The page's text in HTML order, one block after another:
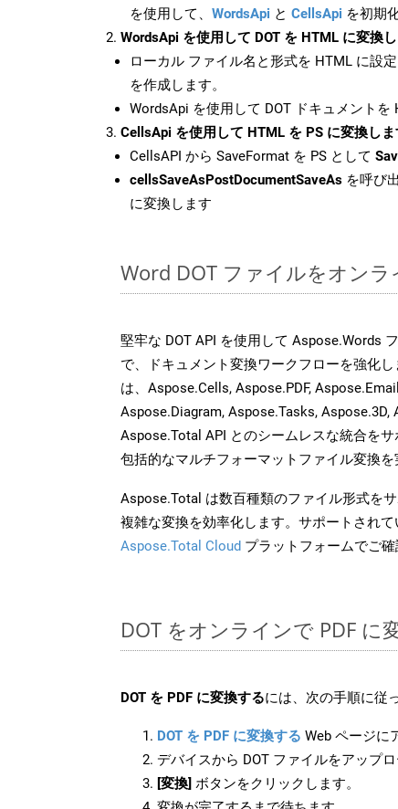
を使用して、 WordsApi と CellsApi を初期
WordsApi を使用して DOT を HTML に変換
ローカル ファイル名と形式を HTML に設
を作成します。
WordsApi を使用して DOT ドキュメントを
CellsApi を使用して HTML を PS に変換し
CellsAPI から SaveFormat を PS として
cellsSaveAsPostDocumentSaveAs を呼び
に変換します
Word DOT ファイルをオン
堅牢な DOT API を使用して Aspose.Words
で、ドキュメント変換ワークフローを強化
は、Aspose.Cells, Aspose.PDF,
Aspose.Diagram, Aspose.Tasks,
Aspose.Total API とのシームレスな統合を
包括的なマルチフォーマットファイル変換を
Aspose.Total は数百種類のファイル形式を
複雑な変換を効率化します。サポートされて
Aspose.Total Cloud プラットフォームでご確
DOT をオンラインで PDF に
DOT を PDF に変換するには、次の手順に従
DOT を PDF に変換する Web ページに
デバイスから DOT ファイルをアップロ
[変換] ボタンをクリックします。